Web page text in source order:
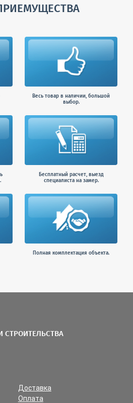
Весь товар в наличии, большой
выбор.
Бесплатный расчет, выезд
специалиста на замер.
Полная комплектация объекта.
Доставка
Оплата